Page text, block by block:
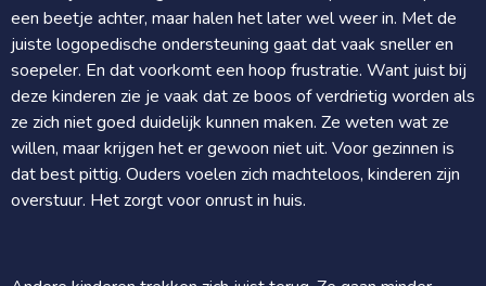
een beetje achter, maar halen het later wel weer in. Met de
juiste logopedische ondersteuning gaat dat vaak sneller en
soepeler. En dat voorkomt een hoop frustratie. Want juist bij
deze kinderen zie je vaak dat ze boos of verdrietig worden als
ze zich niet goed duidelijk kunnen maken. Ze weten wat ze
willen, maar krijgen het er gewoon niet uit. Voor gezinnen is
dat best pittig. Ouders voelen zich machteloos, kinderen zijn
overstuur. Het zorgt voor onrust in huis.